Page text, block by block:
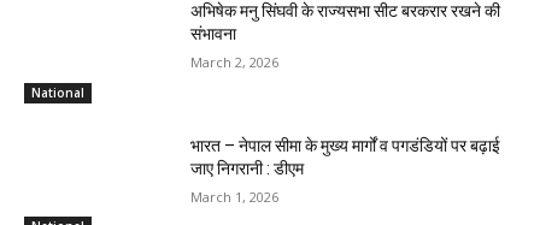
National
अभिषेक मनु सिंघवी के राज्यसभा सीट बरकरार रखने की
संभावना
March 2, 2026
भारत – नेपाल सीमा के मुख्य मार्गों व पगडंडियों पर बढ़ाई
जाए निगरानी : डीएम
March 1, 2026